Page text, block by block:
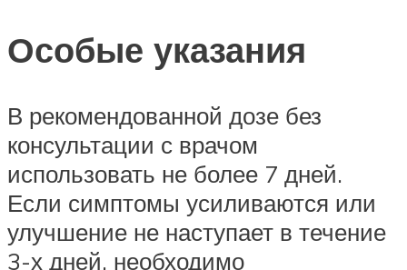
Особые указания
В рекомендованной дозе без
консультации с врачом
использовать не более 7 дней.
Если симптомы усиливаются или
улучшение не наступает в течение
3-х дней, необходимо